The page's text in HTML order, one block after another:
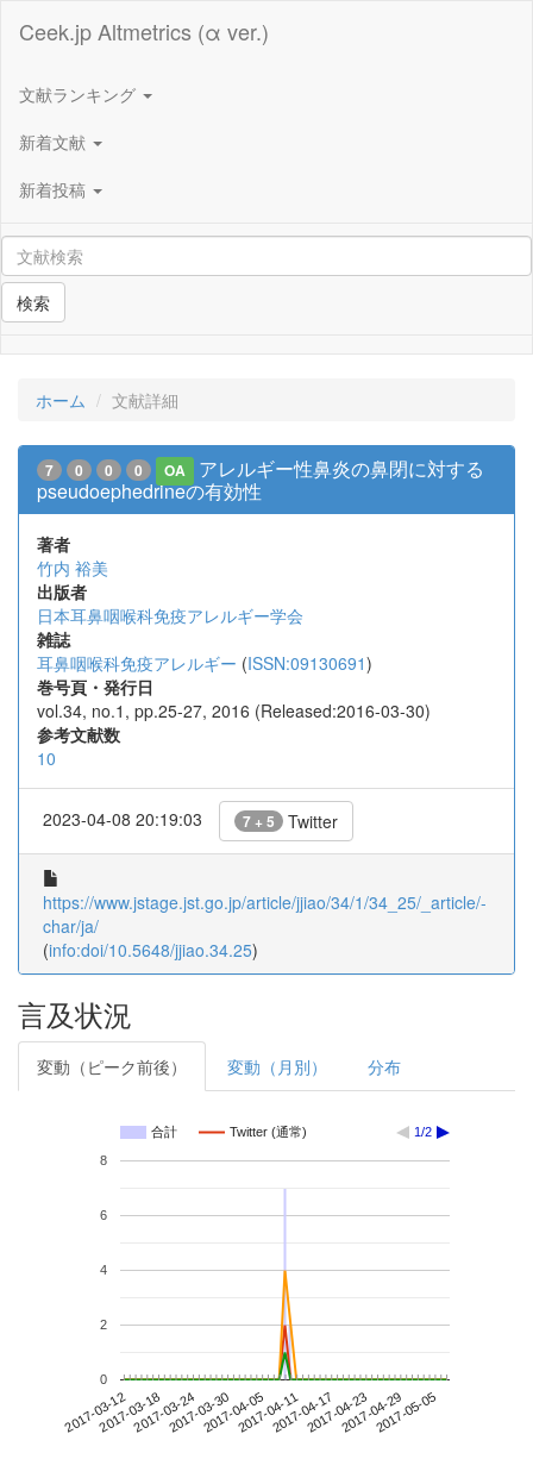
Ceek.jp Altmetrics (α ver.)
文献ランキング
新着文献
新着投稿
検索
ホーム 文献詳細
7 0 0 0 OA
アレルギー性鼻炎の鼻閉に対する
pseudoephedrineの有効性
著者
竹内 裕美
出版者
日本耳鼻咽喉科免疫アレルギー学会
雑誌
耳鼻咽喉科免疫アレルギー (ISSN:09130691)
巻号頁・発行日
vol.34, no.1, pp.25-27, 2016 (Released:2016-03-30)
参考文献数
10
2023-04-08 20:19:03 7 + 5 Twitter
https://www.jstage.jst.go.jp/article/jjiao/34/1/34_25/_article/-
char/ja/
(info:doi/10.5648/jjiao.34.25)
言及状況
変動（ピーク前後） 変動（月別） 分布
合計 Twitter (通常) 1/2
2017-03-122017-03-182017-03-242017-03-302017-04-052017-04-112017-04-172017-04-232017-04-292017-05-05
0
2
4
6
8